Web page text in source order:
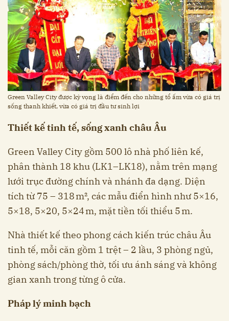
Green Valley City được kỳ vọng là điểm đến cho những tổ ấm vừa có giá trị
sống thanh khiết, vừa có giá trị đầu tư sinh lợi
Thiết kế tinh tế, sống xanh châu Âu
Green Valley City gồm 500 lô nhà phố liên kế,
phân thành 18 khu (LK1–LK18), nằm trên mạng
lưới trục đường chính và nhánh đa dạng. Diện
tích từ 75 – 318 m², các mẫu điển hình như 5×16,
5×18, 5×20, 5×24 m, mặt tiền tối thiểu 5 m.
Nhà thiết kế theo phong cách kiến trúc châu Âu
tinh tế, mỗi căn gồm 1 trệt – 2 lầu, 3 phòng ngủ,
phòng sách/phòng thờ, tối ưu ánh sáng và không
gian xanh trong từng ô cửa.
Pháp lý minh bạch